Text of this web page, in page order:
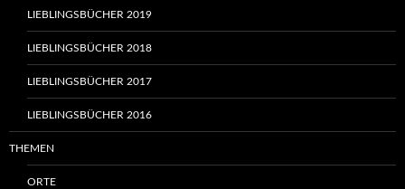
LIEBLINGSBÜCHER 2019
LIEBLINGSBÜCHER 2018
LIEBLINGSBÜCHER 2017
LIEBLINGSBÜCHER 2016
THEMEN
ORTE